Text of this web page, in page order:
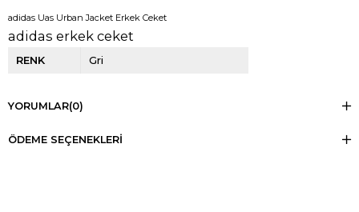
adidas Uas Urban Jacket Erkek Ceket
adidas erkek ceket
RENK Gri
YORUMLAR(0)
ÖDEME SEÇENEKLERI